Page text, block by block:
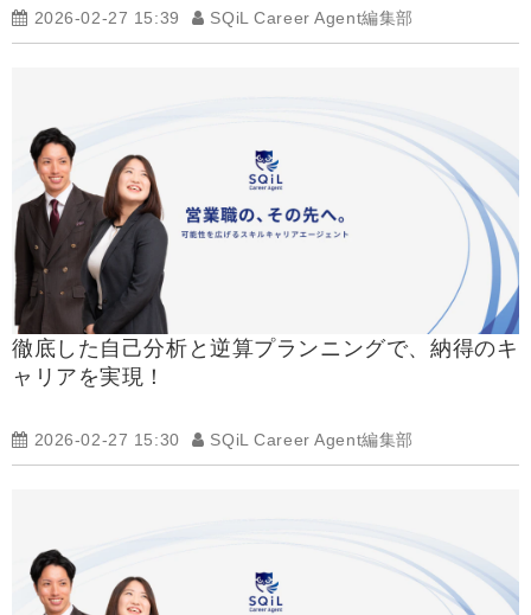
2026-02-27 15:39 SQiL Career Agent編集部
徹底した自己分析と逆算プランニングで、納得のキ
ャリアを実現！
2026-02-27 15:30 SQiL Career Agent編集部